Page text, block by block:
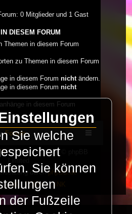
0 Mitglieder und 1 Gast
DIESEM FORUM
Themen in diesem Forum
zu Themen in diesem Forum
in diesem Forum nichtändern.
in diesem Forum nicht
in diesem Forum
Forum
® Forum Software © phpBB
Limited
durchphpBB.de
TERMS_LINK
Sie welche
Sie können
der Fußzeile